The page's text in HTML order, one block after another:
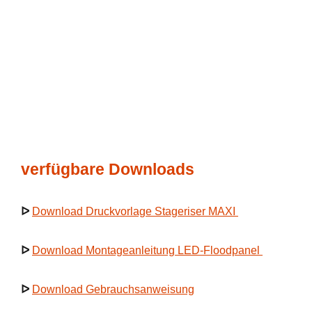
verfügbare Downloads
ᐅ Download Druckvorlage Stageriser MAXI
ᐅ Download Montageanleitung LED-Floodpanel
ᐅ Download Gebrauchsanweisung